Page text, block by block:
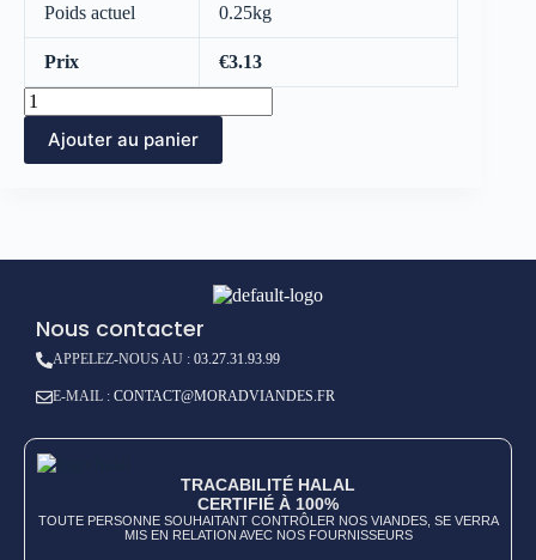
Poids actuel 0.25kg
Prix €3.13
Ajouter au panier
Nous contacter
APPELEZ-NOUS AU : 03.27.31.93.99
E-MAIL : CONTACT@MORADVIANDES.FR
TRACABILITÉ HALAL
CERTIFIÉ À 100%
TOUTE PERSONNE SOUHAITANT CONTRÔLER NOS VIANDES, SE VERRA
MIS EN RELATION AVEC NOS FOURNISSEURS